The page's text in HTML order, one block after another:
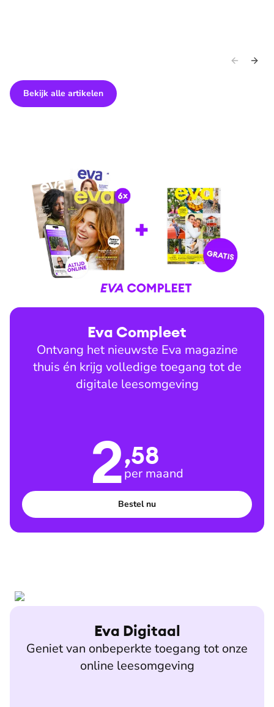
Bekijk alle artikelen
Eva Compleet
Ontvang het nieuwste Eva magazine
thuis én krijg volledige toegang tot de
digitale leesomgeving
2,58
per maand
Bestel nu
Eva Digitaal
Geniet van onbeperkte toegang tot onze
online leesomgeving